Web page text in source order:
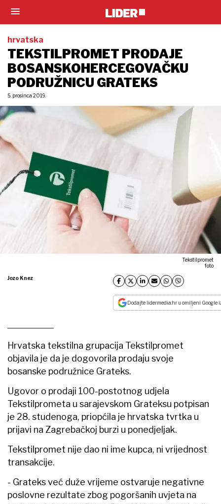
hrvatska
TEKSTILPROMET PRODAJE
BOSANSKOHERCEGOVAČKU
PODRUŽNICU GRATEKS
5. prosinca 2019.
Tekstilpromet
foto
Jozo Knez
Dodajte lidermedia.hr u omiljeni Google
Hrvatska tekstilna grupacija Tekstilpromet
objavila je da je dogovorila prodaju svoje
bosanske podružnice Grateks.
Ugovor o prodaji 100-postotnog udjela
Tekstilprometa u sarajevskom Grateksu potpisan
je 28. studenoga, priopćila je hrvatska tvrtka u
prijavi na Zagrebačkoj burzi u ponedjeljak.
Tekstilpromet nije dao ni ime kupca, ni vrijednost
transakcije.
- Grateks već duže vrijeme ostvaruje negativne
poslovne rezultate zbog pogoršanih uvjeta na